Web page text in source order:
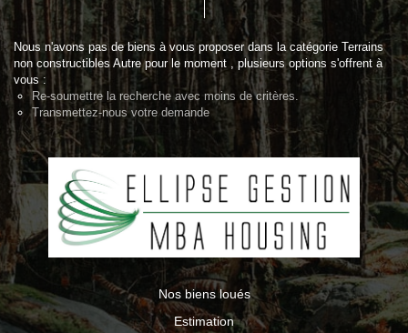
Nous n'avons pas de biens à vous proposer dans la catégorie Terrains
non constructibles Autre pour le moment , plusieurs options s'offrent à
vous :
Re-soumettre la recherche avec moins de critères.
Transmettez-nous votre demande
Nos biens loués
Estimation